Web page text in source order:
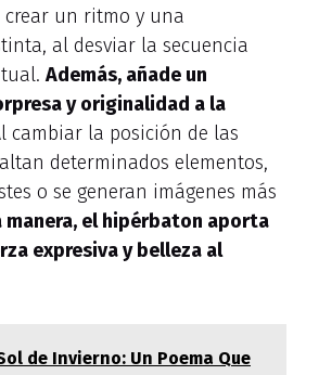
crear un ritmo y una
al desviar la secuencia
Además, añade un
y originalidad a la
cambiar la posición de las
determinados elementos,
o se generan imágenes más
manera, el hipérbaton aporta
expresiva y belleza al
de Invierno: Un Poema Que